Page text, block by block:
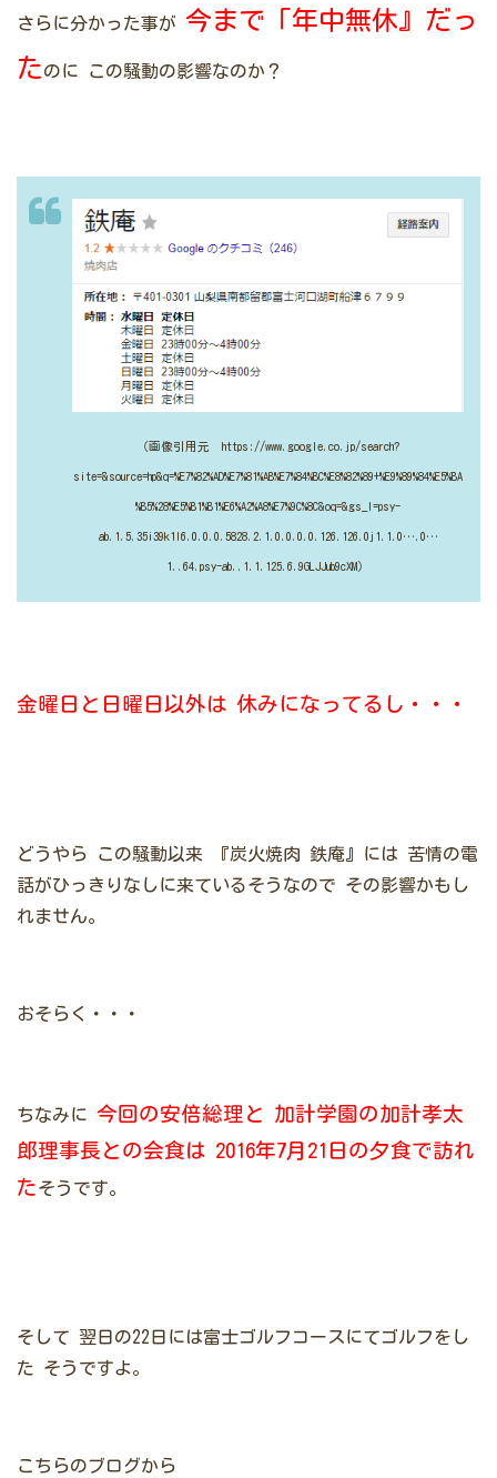
さらに分かった事が
今まで「年中無休』だっ
たのに この騒動の影響なのか？
（画像引用元 https://www.google.co.jp/search?
site=&source=hp&q=%E7%82%AD%E7%81%AB%E7%84%BC%E8%82%89+%E9%89%84%E5%BA
%B5%28%E5%B1%B1%E6%A2%A8%E7%9C%8C&oq=&gs_l=psy-
ab.1.5.35i39k1l6.0.0.0.5828.2.1.0.0.0.0.126.126.0j1.1.0….0…
1..64.psy-ab..1.1.125.6.9GLJJub9cXM）
金曜日と日曜日以外は 休みになってるし・・・
どうやら この騒動以来 『炭火焼肉 鉄庵』には 苦情の電
話がひっきりなしに来ているそうなので その影響かもし
れません。
おそらく・・・
ちなみに 今回の安倍総理と
加計学園の加計孝太
郎理事長との会食は 2016年7月21日の夕食で訪れ
たそうです。
そして 翌日の22日には富士ゴルフコースにてゴルフをし
た
そうですよ。
こちらのブログから